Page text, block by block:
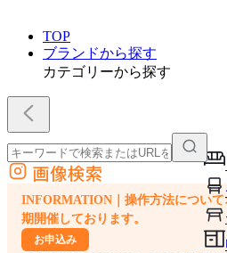
TOP
ブランドから探す
カテゴリーから探す
外部サイトの商品をカートに追加
他のサイトで見つけた商品ページのURLを貼り付けて、
画像検索
INFORMATION｜操作方法につい
期開催しております。
お申込み